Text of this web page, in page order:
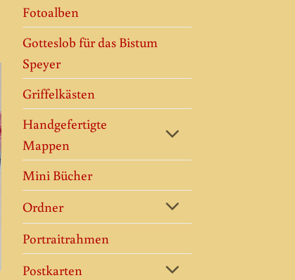
Fotoalben
Gotteslob für das Bistum
Speyer
Griffelkästen
Handgefertigte
Mappen
Mini Bücher
Ordner
Portraitrahmen
Postkarten